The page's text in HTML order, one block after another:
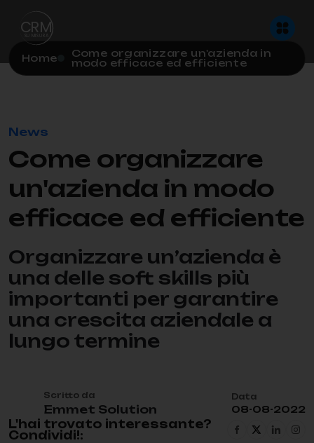
CRM
M
Home
Come organizzare un'azienda in
modo efficace ed efficiente
News
Come organizzare
un'azienda in modo
efficace ed efficiente
Organizzare un’azienda è
una delle soft skills più
importanti per garantire
una crescita aziendale a
lungo termine
Scritto da
Emmet Solution
Data
08-08-2022
L'hai trovato interessante?
Condividi!: